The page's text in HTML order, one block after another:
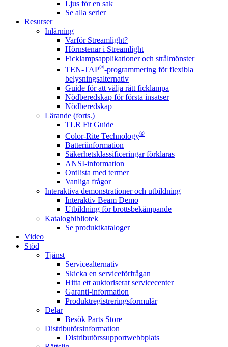
Ljus för en sak
Se alla serier
Resurser
Inlärning
Varför Streamlight?
Hörnstenar i Streamlight
Ficklampsapplikationer och strålmönster
TEN-TAP®-programmering för flexibla
belysningsalternativ
Guide för att välja rätt ficklampa
Nödberedskap för första insatser
Nödberedskap
Lärande (forts.)
TLR Fit Guide
Color-Rite Technology®
Batteriinformation
Säkerhetsklassificeringar förklaras
ANSI-information
Ordlista med termer
Vanliga frågor
Interaktiva demonstrationer och utbildning
Interaktiv Beam Demo
Utbildning för brottsbekämpande
Katalogbibliotek
Se produktkataloger
Video
Stöd
Tjänst
Servicealternativ
Skicka en serviceförfrågan
Hitta ett auktoriserat servicecenter
Garanti-information
Produktregistreringsformulär
Delar
Besök Parts Store
Distributörsinformation
Distributörssupportwebbplats